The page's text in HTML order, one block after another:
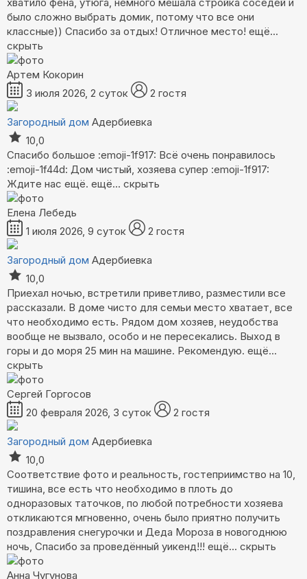
было сложно выбрать домик, потому что все они
классные)) Спасибо за отдых! Отличное место! ещё...
скрыть
Артем Кокорин
3 июля 2026, 2 суток
2 гостя
Загородный дом Адербиевка
10,0
Спасибо большое :emoji-1f917: Всё очень понравилось
:emoji-1f44d: Дом чистый, хозяева супер :emoji-1f917:
Ждите нас ещё. ещё... скрыть
Елена Лебедь
1 июля 2026, 9 суток
2 гостя
Загородный дом Адербиевка
10,0
Приехал ночью, встретили приветливо, разместили все
рассказали. В доме чисто для семьи место хватает, все
что необходимо есть. Рядом дом хозяев, неудобства
вообще не вызвало, особо и не пересекались. Выход в
горы и до моря 25 мин на машине. Рекомендую. ещё...
скрыть
Сергей Горгосов
20 февраля 2026, 3 суток
2 гостя
Загородный дом Адербиевка
10,0
Соответствие фото и реальность, гостеприимство на 10,
тишина, все есть что необходимо в плоть до
одноразовых таточков, по любой потребности хозяева
откликаются мгновенно, очень было приятно получить
поздравления снегурочки и Деда Мороза в новогоднюю
ночь, Спасибо за проведённый уикенд!!! ещё... скрыть
Анна Чугунова